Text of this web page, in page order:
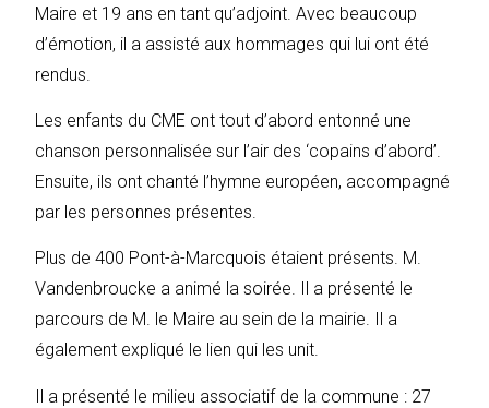
Maire et 19 ans en tant qu’adjoint. Avec beaucoup
d’émotion, il a assisté aux hommages qui lui ont été
rendus.
Les enfants du CME ont tout d’abord entonné une
chanson personnalisée sur l’air des ‘copains d’abord’.
Ensuite, ils ont chanté l’hymne européen, accompagné
par les personnes présentes.
Plus de 400 Pont-à-Marcquois étaient présents. M.
Vandenbroucke a animé la soirée. Il a présenté le
parcours de M. le Maire au sein de la mairie. Il a
également expliqué le lien qui les unit.
Il a présenté le milieu associatif de la commune : 27